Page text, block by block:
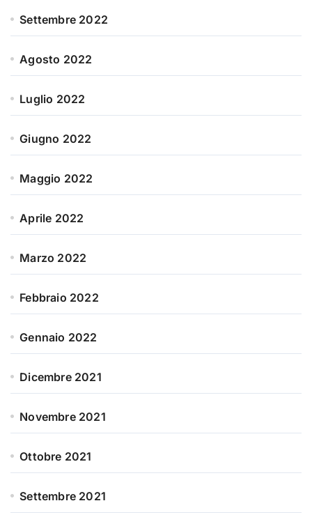
Settembre 2022
Agosto 2022
Luglio 2022
Giugno 2022
Maggio 2022
Aprile 2022
Marzo 2022
Febbraio 2022
Gennaio 2022
Dicembre 2021
Novembre 2021
Ottobre 2021
Settembre 2021